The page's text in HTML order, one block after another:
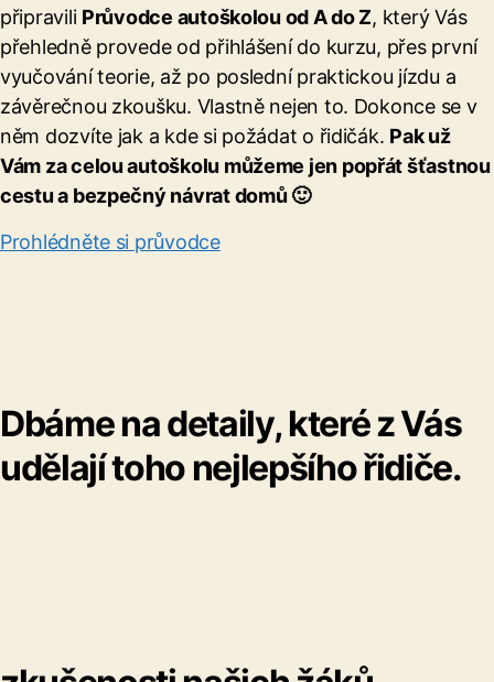
připravili Průvodce autoškolou od A do Z, který Vás
přehledně provede od přihlášení do kurzu, přes první
vyučování teorie, až po poslední praktickou jízdu a
závěrečnou zkoušku. Vlastně nejen to. Dokonce se v
něm dozvíte jak a kde si požádat o řidičák. Pak už
Vám za celou autoškolu můžeme jen popřát šťastnou
cestu a bezpečný návrat domů 🙂
Prohlédněte si průvodce
Dbáme na detaily, které z Vás
udělají toho nejlepšího řidiče.